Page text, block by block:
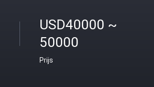
USD40000 ~
50000
Prijs